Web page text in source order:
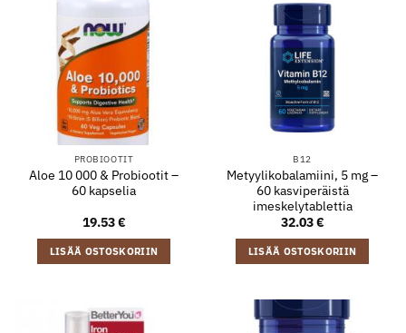
PROBIOOTIT
Aloe 10 000 & Probiootit –
60 kapselia
19.53€
LISÄÄ OSTOSKORIIN
B12
Metyylikobalamiini, 5 mg –
60 kasviperäistä
imeskelytablettia
32.03€
LISÄÄ OSTOSKORIIN